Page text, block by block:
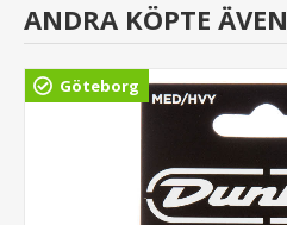
ANDRA KÖPTE ÄVEN
Göteborg